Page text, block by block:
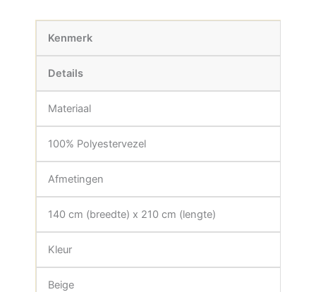
Kenmerk
Details
Materiaal
100% Polyestervezel
Afmetingen
140 cm (breedte) x 210 cm (lengte)
Kleur
Beige